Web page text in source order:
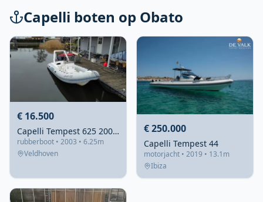
Capelli boten op Obato
€ 16.500
Capelli Tempest 625 2003 – snelle RIB met 225pk Evinrude
rubberboot • 2003 • 6.25m
Veldhoven
€ 250.000
Capelli Tempest 44
motorjacht • 2019 • 13.1m
Ibiza